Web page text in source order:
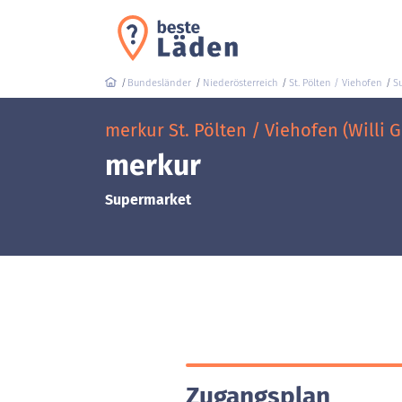
Bundesländer Niederösterreich St. Pölten / Viehofen
merkur St. Pölten / Viehofen (Willi
merkur
Supermarket